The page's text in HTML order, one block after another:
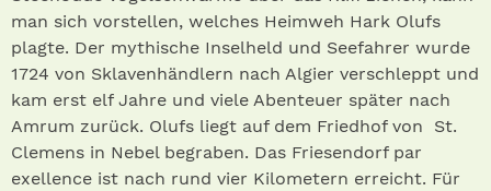
man sich vorstellen, welches Heimweh Hark Olufs
plagte. Der mythische Inselheld und Seefahrer wurde
1724 von Sklavenhändlern nach Algier verschleppt und
kam erst elf Jahre und viele Abenteuer später nach
Amrum zurück. Olufs liegt auf dem Friedhof von St.
Clemens in Nebel begraben. Das Friesendorf par
exellence ist nach rund vier Kilometern erreicht. Für